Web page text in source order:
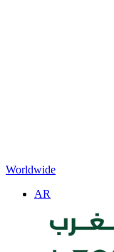
Worldwide
AR